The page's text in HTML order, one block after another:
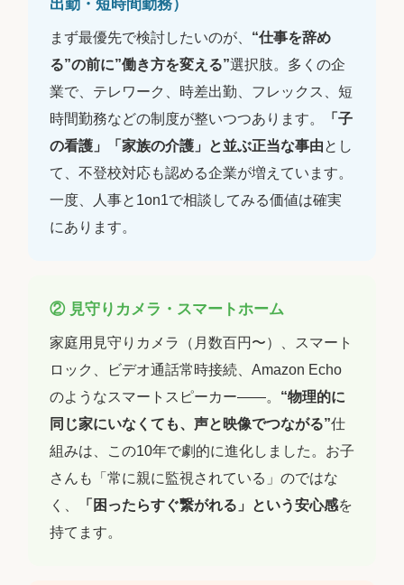
出勤・短時間勤務）
まず最優先で検討したいのが、 “仕事を辞め
る”の前に”働き方を変える”選択肢。多くの企
業で、テレワーク、時差出勤、フレックス、短
時間勤務などの制度が整いつつあります。
「子
の看護」「家族の介護」と並ぶ正当な事由とし
て、不登校対応も認める企業が増えています。
一度、人事と1on1で相談してみる価値は確実
にあります。
② 見守りカメラ・スマートホーム
家庭用見守りカメラ（月数百円〜）、スマート
ロック、ビデオ通話常時接続、Amazon Echo
のようなスマートスピーカー――。 “物理的に
同じ家にいなくても、声と映像でつながる”仕
組みは、この10年で劇的に進化しました。お子
さんも「常に親に監視されている」のではな
く、
「困ったらすぐ繋がれる」という安心感を
持てます。